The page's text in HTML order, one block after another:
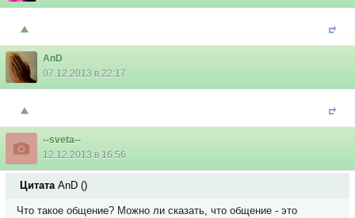
AnD
07.12.2013 в 22:17
--sveta--
12.12.2013 в 16:56
Цитата AnD ()
Что такое общение? Можно ли сказать, что общение - это